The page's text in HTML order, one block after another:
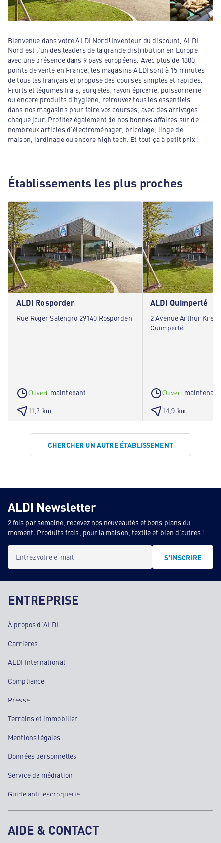
Bienvenue dans votre ALDI Nord! Inventeur du discount, ALDI
Nord est l'un des leaders de la grande distribution en Europe
avec une présence dans 9 pays européens. Avec plus de 1300
points de vente en France, les magasins ALDI sont à 15 minutes
de tous les français et propose des courses simples et rapides.
Fruits et légumes frais, surgelés, rayon épicerie, poissonnerie
ou encore produits d'hygiène, retrouvez tous les essentiels
dans nos magasins pour faire vos courses, avec des arrivages
chaque jour. Profitez également de nos bonnes affaires sur de
nombreux articles d'électroménager, bricolage, linge de
maison, jardinage ou encore high tech. Et tout ça à petit prix !
Établissements les plus proches
ALDI Rosporden
Rue Roger Salengro 29140 Rosporden
Ouvert maintenant
11,2 km
ALDI Quimperlé
2 Avenue Arthur
Quimperlé
Ouvert maintenant
14,9 km
CHERCHER UN AUTRE ÉTABLISSEMENT
ALDI Newsletter
2 fois par semaine, recevez nos nouveautés et bons plans du
moment. Produits frais, pour la maison, textile et bien d'autres !
Entrez votre e-mail S'INSCRIRE
ENTREPRISE
À propos d'ALDI
Carrières
ALDI International
Compliance
Presse
Terrains et immobilier
Mentions légales
Données personnelles
Service de médiation
Guide anti-escroquerie
AIDE & CONTACT